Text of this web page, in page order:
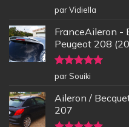
Note5sur
5
par Vidiella
FranceAileron -
Peugeot 208
Note5sur
5
par Souiki
Aileron /
207